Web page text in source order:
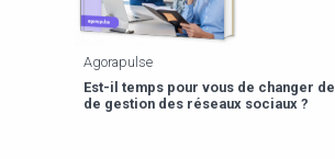
Agorapulse
Est-il temps pour vous de changer
de gestion des réseaux sociaux ?